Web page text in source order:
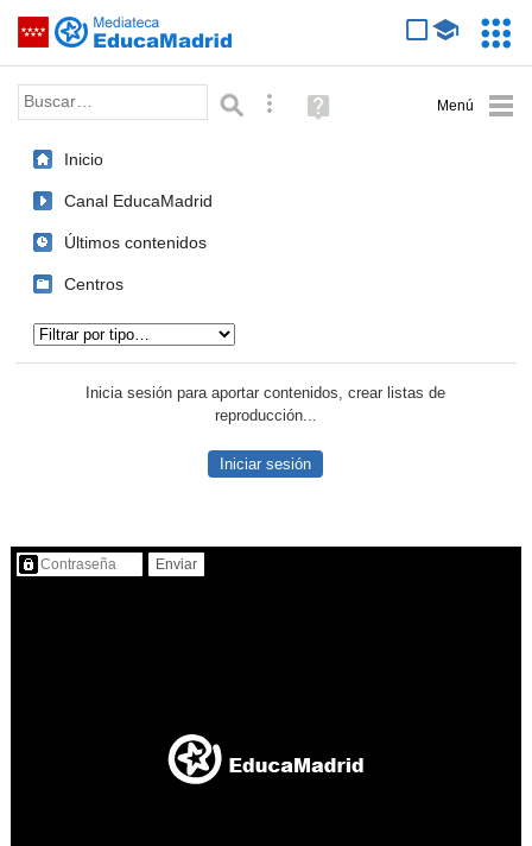
Saltar navegación
Palabra o frase: Búsqueda avanzada
Ayuda
(en
Inicio
Canal EducaMadrid
Últimos contenidos
Centros
Inicia sesión para aportar contenidos, crear listas de
reproducción...
Iniciar sesión
Contenido protegido…